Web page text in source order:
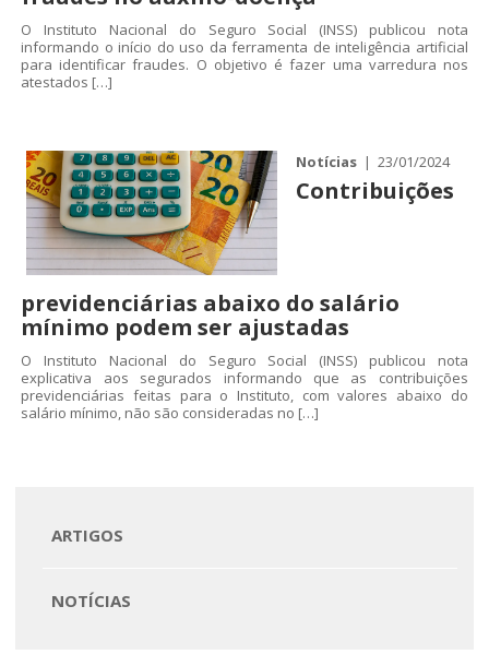
Home
Quem somos
Áreas de Atuação
O Instituto Nacional do Seguro Social (INSS) publicou nota
informando o início do uso da ferramenta de inteligência artificial
para identificar fraudes. O objetivo é fazer uma varredura nos
atestados […]
Notícias | 23/01/2024
Contribuições
previdenciárias abaixo do salário
mínimo podem ser ajustadas
O Instituto Nacional do Seguro Social (INSS) publicou nota
explicativa aos segurados informando que as contribuições
previdenciárias feitas para o Instituto, com valores abaixo do
salário mínimo, não são consideradas no […]
ARTIGOS
NOTÍCIAS